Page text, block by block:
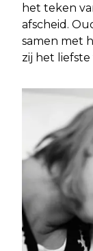
het teken
afscheid.
samen met
zij het